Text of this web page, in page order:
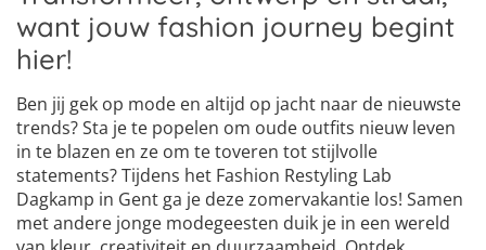
want jouw fashion journey begint
hier!
Ben jij gek op mode en altijd op jacht naar de nieuwste
trends? Sta je te popelen om oude outfits nieuw leven
in te blazen en ze om te toveren tot stijlvolle
statements? Tijdens het Fashion Restyling Lab
Dagkamp in Gent ga je deze zomervakantie los! Samen
met andere jonge modegeesten duik je in een wereld